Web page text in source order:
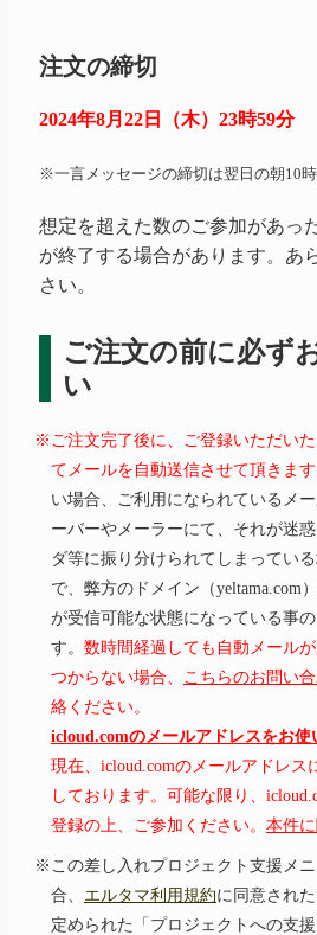
注文の締切
2024年8月22日（木）23時59分
※一言メッセージの締切は翌日の朝10時
想定を超えた数のご参加があっ
が終了する場合があります。あ
さい。
ご注文の前に必ず
い
※ご注文完了後に、ご登録いただい
てメールを自動送信させて頂きます
い場合、ご利用になられているメ
ーバーやメーラーにて、それが迷
ダ等に振り分けられてしまってい
で、弊方のドメイン（yeltama.com
が受信可能な状態になっている事
す。 数時間経過しても自動メール
つからない場合、
こちらのお問い
絡ください。
icloud.comのメールアドレスをお使
現在、icloud.comのメールアドレス
しております。可能な限り、
登録の上、ご参加ください。 本件
※この差し入れプロジェクト支援メ
合、 エルタマ利用規約に同意され
定められた「プロジェクトへの支